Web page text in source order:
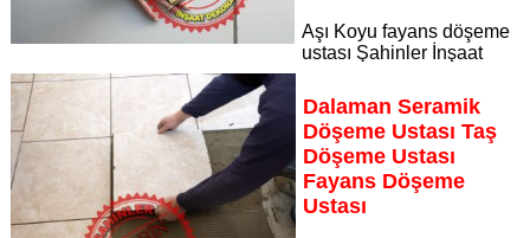
Aşı Koyu fayans döşeme
ustası Şahinler İnşaat
Dekorasyon, zeminlerinizi sanat eseri gibi işleyen uzman
kadrosuyla Aşı Koyu bölgesine özel hizmet sunuyor
Sayfaya Git
Dalaman Seramik
Döşeme Ustası Taş
Döşeme Ustası
Fayans Döşeme
Ustası